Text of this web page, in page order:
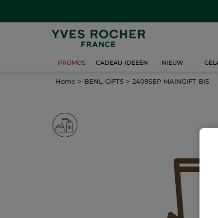
PROMOS CADEAU-IDEEËN NIEUW
Home BENL-GIFTS 2409SEP-MAINGIFT-BIS